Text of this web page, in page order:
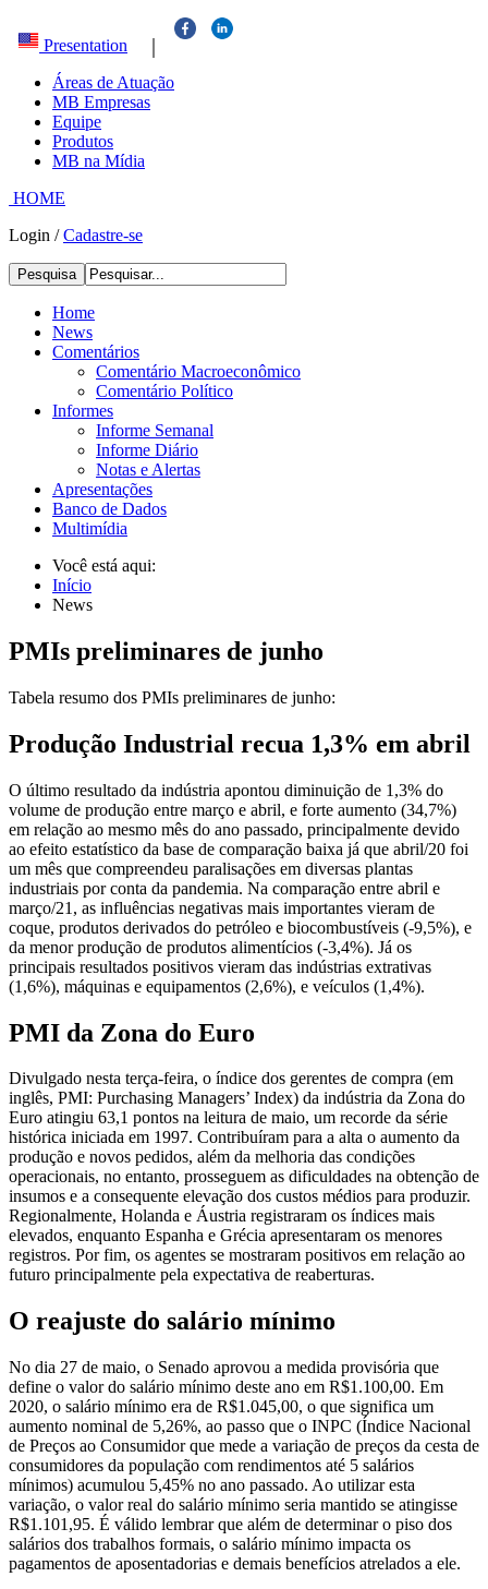
Presentation |
Áreas de Atuação
MB Empresas
Equipe
Produtos
MB na Mídia
HOME
Login /Cadastre-se
Pesquisa
Home
News
Comentários
Comentário Macroeconômico
Comentário Político
Informes
Informe Semanal
Informe Diário
Notas e Alertas
Apresentações
Banco de Dados
Multimídia
Você está aqui:
Início
News
PMIs preliminares de junho
Tabela resumo dos PMIs preliminares de junho:
Produção Industrial recua 1,3% em abril
O último resultado da indústria apontou diminuição de 1,3% do
volume de produção entre março e abril, e forte aumento (34,7%)
em relação ao mesmo mês do ano passado, principalmente devido
ao efeito estatístico da base de comparação baixa já que abril/20 foi
um mês que compreendeu paralisações em diversas plantas
industriais por conta da pandemia. Na comparação entre abril e
março/21, as influências negativas mais importantes vieram de
coque, produtos derivados do petróleo e biocombustíveis (-9,5%), e
da menor produção de produtos alimentícios (-3,4%). Já os
principais resultados positivos vieram das indústrias extrativas
(1,6%), máquinas e equipamentos (2,6%), e veículos (1,4%).
PMI da Zona do Euro
Divulgado nesta terça-feira, o índice dos gerentes de compra (em
inglês, PMI: Purchasing Managers’ Index) da indústria da Zona do
Euro atingiu 63,1 pontos na leitura de maio, um recorde da série
histórica iniciada em 1997. Contribuíram para a alta o aumento da
produção e novos pedidos, além da melhoria das condições
operacionais, no entanto, prosseguem as dificuldades na obtenção de
insumos e a consequente elevação dos custos médios para produzir.
Regionalmente, Holanda e Áustria registraram os índices mais
elevados, enquanto Espanha e Grécia apresentaram os menores
registros. Por fim, os agentes se mostraram positivos em relação ao
futuro principalmente pela expectativa de reaberturas.
O reajuste do salário mínimo
No dia 27 de maio, o Senado aprovou a medida provisória que
define o valor do salário mínimo deste ano em R$1.100,00. Em
2020, o salário mínimo era de R$1.045,00, o que significa um
aumento nominal de 5,26%, ao passo que o INPC (Índice Nacional
de Preços ao Consumidor que mede a variação de preços da cesta de
consumidores da população com rendimentos até 5 salários
mínimos) acumulou 5,45% no ano passado. Ao utilizar esta
variação, o valor real do salário mínimo seria mantido se atingisse
R$1.101,95. É válido lembrar que além de determinar o piso dos
salários dos trabalhos formais, o salário mínimo impacta os
pagamentos de aposentadorias e demais benefícios atrelados a ele.